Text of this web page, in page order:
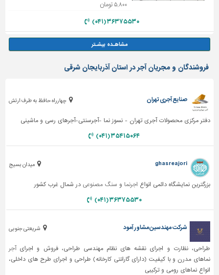
۵,۸۰۰ تومان
۳۶۳۷۵۵۳۰ (۰۴۱)
فروشندگان و مجریان آجر در استان آذربایجان شرقی
چهارراه حافظ به طرف ارتش صنایع آجری تهران
دفتر مرکزی محصولات آجری تهران - نسوز نما -آجرسنتی-آجرهای رسی و ماشینی
۳۵۴۱۵۰۶۴ (۰۴۱)
میدان بسیج ghasreajori
بزرگترین نمایشگاه دائمی انواع اجرنما و سنگ مصنوعی در شمال غرب کشور
۳۶۳۷۵۵۳۰ (۰۴۱)
شریعتی جنوبی شرکت مهندسین مشاور آمود
طراحی، نظارت و اجرای نقشه های نظام مهندسی طراحی، فروش و اجرایآجر
نماهای مدرن و با کیفیت (دارای گارانتی کارخانه) طراحی و اجرای طرح های داخلی،
انواع نماهای رومی و ترکیبی